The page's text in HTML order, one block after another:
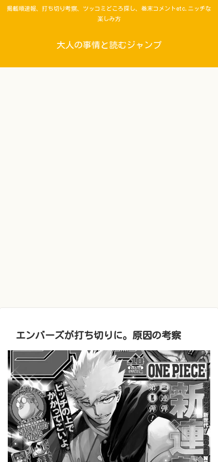
掲載順速報、打ち切り考察、ツッコミどころ探し、巻末コメントetc.ニッチな
楽しみ方
大人の事情と読むジャンプ
エンバーズが打ち切りに。原因の考察